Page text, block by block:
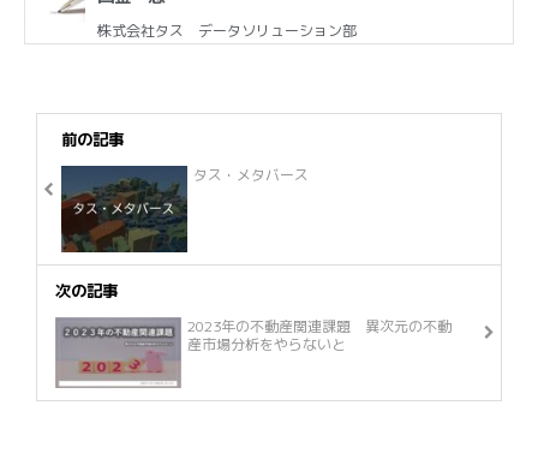
株式会社タス データソリューション部
前の記事
タス・メタバース
次の記事
2023年の不動産関連課題 異次元の不動
産市場分析をやらないと